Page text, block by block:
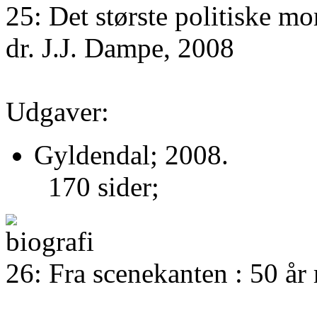
25: Det største politiske
dr. J.J. Dampe, 2008
Udgaver:
Gyldendal; 2008.
170 sider;
26: Fra scenekanten : 50